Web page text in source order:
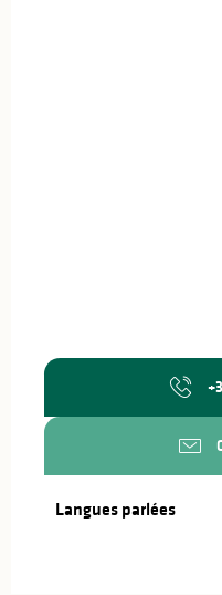
Langues parlées
Langues parlées